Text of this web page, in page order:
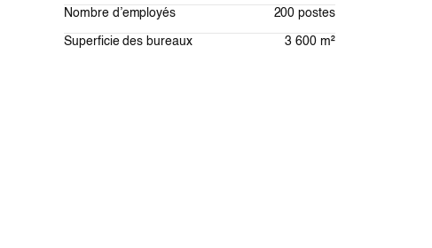
Nombre d’employés 200 postes
Superficie des bureaux 3 600 m²